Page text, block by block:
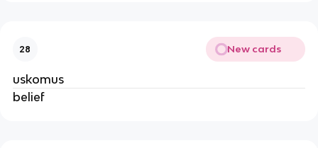
28 New cards
uskomus
belief